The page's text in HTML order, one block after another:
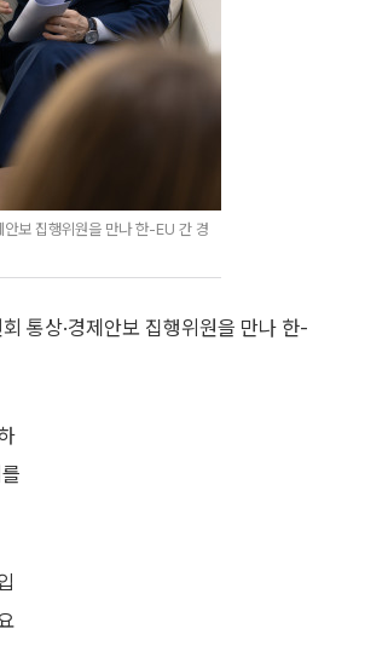
보 집행위원을 만나 한-EU 간 경
통상·경제안보 집행위원을 만나 한-